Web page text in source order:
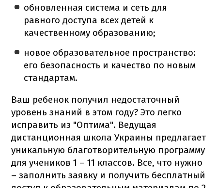
обновленная система и сеть для
равного доступа всех детей к
качественному образованию;
новое образовательное пространство:
его безопасность и качество по новым
стандартам.
Ваш ребенок получил недостаточный
уровень знаний в этом году? Это легко
исправить из "Оптима". Ведущая
дистанционная школа Украины предлагает
уникальную благотворительную программу
для учеников 1 – 11 классов. Все, что нужно
– заполнить заявку и получить бесплатный